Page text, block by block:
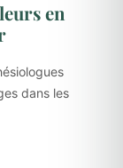
en
dans les